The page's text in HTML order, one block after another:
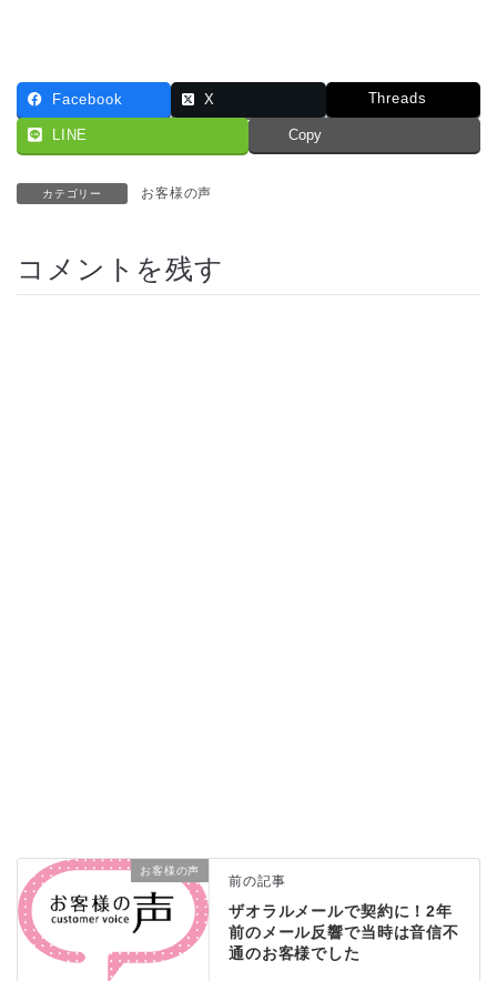
Facebook X Threads
LINE Copy
カテゴリー お客様の声
コメントを残す
お客様の声
前の記事
ザオラルメールで契約に！2年
前のメール反響で当時は音信不
通のお客様でした